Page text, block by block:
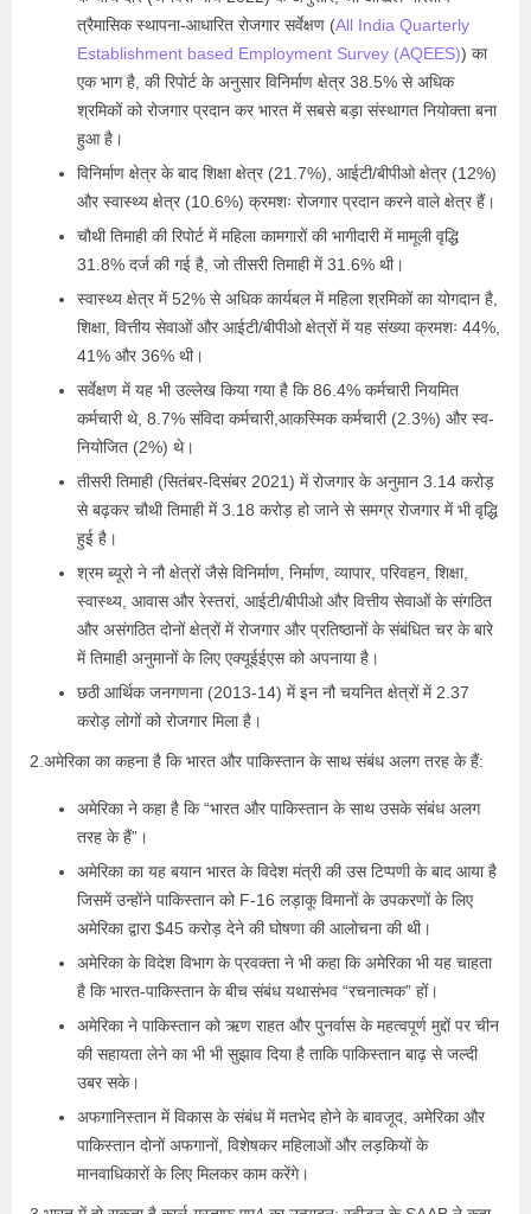
त्रैमासिक स्थापना-आधारित रोजगार सर्वेक्षण (All India Quarterly
Establishment based Employment Survey (AQEES)) का
एक भाग है, की रिपोर्ट के अनुसार विनिर्माण क्षेत्र 38.5% से अधिक
श्रमिकों को रोजगार प्रदान कर भारत में सबसे बड़ा संस्थागत नियोक्ता बना
हुआ है।
विनिर्माण क्षेत्र के बाद शिक्षा क्षेत्र (21.7%), आईटी/बीपीओ क्षेत्र (12%)
और स्वास्थ्य क्षेत्र (10.6%) क्रमशः रोजगार प्रदान करने वाले क्षेत्र हैं।
चौथी तिमाही की रिपोर्ट में महिला कामगारों की भागीदारी में मामूली वृद्धि
31.8% दर्ज की गई है, जो तीसरी तिमाही में 31.6% थी।
स्वास्थ्य क्षेत्र में 52% से अधिक कार्यबल में महिला श्रमिकों का योगदान है,
शिक्षा, वित्तीय सेवाओं और आईटी/बीपीओ क्षेत्रों में यह संख्या क्रमशः 44%,
41% और 36% थी।
सर्वेक्षण में यह भी उल्लेख किया गया है कि 86.4% कर्मचारी नियमित
कर्मचारी थे, 8.7% संविदा कर्मचारी,आकस्मिक कर्मचारी (2.3%) और स्व-
नियोजित (2%) थे।
तीसरी तिमाही (सितंबर-दिसंबर 2021) में रोजगार के अनुमान 3.14 करोड़
से बढ़कर चौथी तिमाही में 3.18 करोड़ हो जाने से समग्र रोजगार में भी वृद्धि
हुई है।
श्रम ब्यूरो ने नौ क्षेत्रों जैसे विनिर्माण, निर्माण, व्यापार, परिवहन, शिक्षा,
स्वास्थ्य, आवास और रेस्तरां, आईटी/बीपीओ और वित्तीय सेवाओं के संगठित
और असंगठित दोनों क्षेत्रों में रोजगार और प्रतिष्ठानों के संबंधित चर के बारे
में तिमाही अनुमानों के लिए एक्यूईईएस को अपनाया है।
छठी आर्थिक जनगणना (2013-14) में इन नौ चयनित क्षेत्रों में 2.37
करोड़ लोगों को रोजगार मिला है।
2.अमेरिका का कहना है कि भारत और पाकिस्तान के साथ संबंध अलग तरह के हैं:
अमेरिका ने कहा है कि “भारत और पाकिस्तान के साथ उसके संबंध अलग
तरह के हैं”।
अमेरिका का यह बयान भारत के विदेश मंत्री की उस टिप्पणी के बाद आया है
जिसमें उन्होंने पाकिस्तान को F-16 लड़ाकू विमानों के उपकरणों के लिए
अमेरिका द्वारा $45 करोड़ देने की घोषणा की आलोचना की थी।
अमेरिका के विदेश विभाग के प्रवक्ता ने भी कहा कि अमेरिका भी यह चाहता
है कि भारत-पाकिस्तान के बीच संबंध यथासंभव “रचनात्मक” हों।
अमेरिका ने पाकिस्तान को ऋण राहत और पुनर्वास के महत्वपूर्ण मुद्दों पर चीन
की सहायता लेने का भी भी सुझाव दिया है ताकि पाकिस्तान बाढ़ से जल्दी
उबर सके।
अफगानिस्तान में विकास के संबंध में मतभेद होने के बावजूद, अमेरिका और
पाकिस्तान दोनों अफगानों, विशेषकर महिलाओं और लड़कियों के
मानवाधिकारों के लिए मिलकर काम करेंगे।